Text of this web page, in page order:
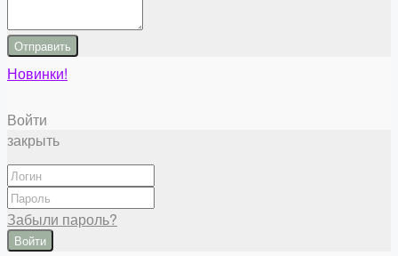
Отправить
Новинки!
Войти
закрыть
Забыли пароль?
Войти